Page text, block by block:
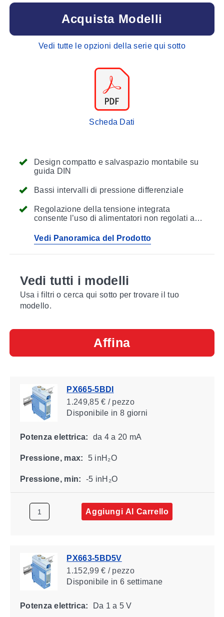
Design compatto e salvaspazio montabile su
guida DIN
Bassi intervalli di pressione differenziale
Regolazione della tensione integrata
consente l’uso di alimentatori non regolati a
Vedi Panoramica del Prodotto
Acquista Modelli
Vedi tutte le opzioni della serie qui sotto
Scheda Dati
Vedi tutti i modelli
Usa i filtri o cerca qui sotto per trovare il tuo
modello.
Affina
PX665-5BDI
1.249,85 € / pezzo
Disponibile in 8 giorni
Potenza elettrica: da 4 a 20 mA
Pressione, max: 5 inH₂O
Pressione, min: -5 inH₂O
Aggiungi Al Carrello
PX663-5BD5V
1.152,99 € / pezzo
Disponibile in 6 settimane
Potenza elettrica: Da 1 a 5 V